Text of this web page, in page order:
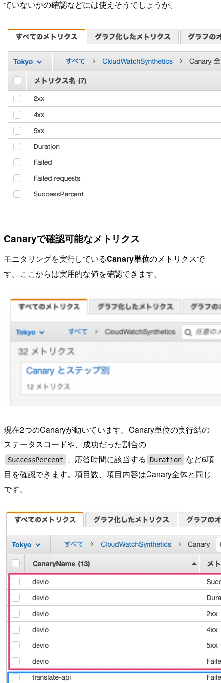
ていないかの確認などには使えそうでしょうか。
Canaryで確認可能なメトリクス
モニタリングを実行しているCanary単位のメトリクスで
す。ここからは実用的な値を確認できます。
現在2つのCanaryが動いています。Canary単位の実行結の
ステータスコードや、成功だった割合の
SuccessPercent 、応答時間に該当する Duration
など6項
目を確認できます。項目数、項目内容はCanary全体と同じ
です。